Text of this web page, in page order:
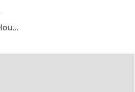
Kies hier uw Brodit Houder